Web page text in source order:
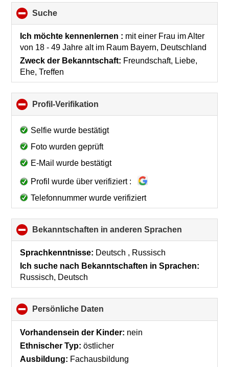
Suche
to
collapse
contents
Ich möchte kennenlernen : mit einer Frau im Alter
von 18 - 49 Jahre alt im Raum Bayern, Deutschland
Zweck der Bekanntschaft: Freundschaft, Liebe,
Ehe, Treffen
Profil-Verifikation
to
contents
Selfie wurde bestätigt
Foto wurden geprüft
E-Mail wurde bestätigt
Profil wurde über verifiziert :
Telefonnummer wurde verifiziert
Bekanntschaften in anderen Sprachen
to
Sprachkenntnisse: Deutsch , Russisch
Ich suche nach Bekanntschaften in Sprachen:
Russisch, Deutsch
Persönliche Daten
to
collapse
Vorhandensein der Kinder: nein
Ethnischer Typ: östlicher
Ausbildung: Fachausbildung